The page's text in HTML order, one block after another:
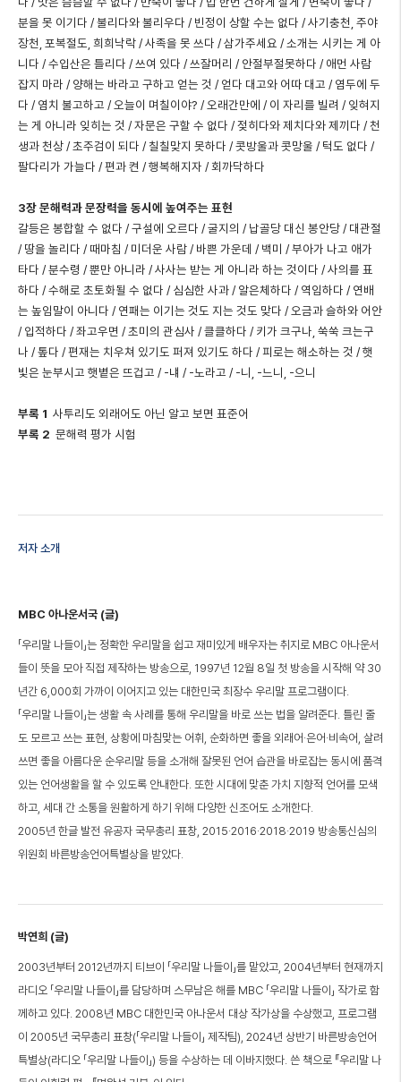
분을 못 이기다 / 불리다와 불리우다 / 빈정이 상할 수는 없다 / 사기충천, 주야
장천, 포복절도, 희희낙락 / 사족을 못 쓰다 / 삼가주세요 / 소개는 시키는 게 아
니다 / 수입산은 틀리다 / 쓰여 있다 / 쓰잘머리 / 안절부절못하다 / 애먼 사람
잡지 마라 / 양해는 바라고 구하고 얻는 것 / 얻다 대고와 어따 대고 / 염두에 두
다 / 염치 불고하고 / 오늘이 며칠이야? / 오래간만에 / 이 자리를 빌려 / 잊혀지
는 게 아니라 잊히는 것 / 자문은 구할 수 없다 / 젖히다와 제치다와 제끼다 / 천
생과 천상 / 초주검이 되다 / 칠칠맞지 못하다 / 콧방울과 콧망울 / 턱도 없다 /
팔다리가 가늘다 / 편과 켠 / 행복해지자 / 회까닥하다
3장 문해력과 문장력을 동시에 높여주는 표현
갈등은 봉합할 수 없다 / 구설에 오르다 / 굴지의 / 납골당 대신 봉안당 / 대관절
/ 땅을 놀리다 / 때마침 / 미더운 사람 / 바쁜 가운데 / 백미 / 부아가 나고 애가
타다 / 분수령 / 뿐만 아니라 / 사사는 받는 게 아니라 하는 것이다 / 사의를 표
하다 / 수해로 초토화될 수 없다 / 심심한 사과 / 알은체하다 / 역임하다 / 연배
는 높임말이 아니다 / 연패는 이기는 것도 지는 것도 맞다 / 오금과 슬하와 어안
/ 입적하다 / 좌고우면 / 초미의 관심사 / 클클하다 / 키가 크구나, 쑥쑥 크는구
나 / 톺다 / 편재는 치우쳐 있기도 퍼져 있기도 하다 / 피로는 해소하는 것 / 햇
빛은 눈부시고 햇볕은 뜨겁고 / -냬 / -노라고 / -니, -느니, -으니
부록 1 사투리도 외래어도 아닌 알고 보면 표준어
부록 2 문해력 평가 시험
저자 소개
MBC 아나운서국 (글)
「우리말 나들이」는 정확한 우리말을 쉽고 재미있게 배우자는 취지로 MBC 아나운서
들이 뜻을 모아 직접 제작하는 방송으로, 1997년 12월 8일 첫 방송을 시작해 약 30
년간 6,000회 가까이 이어지고 있는 대한민국 최장수 우리말 프로그램이다.
「우리말 나들이」는 생활 속 사례를 통해 우리말을 바로 쓰는 법을 알려준다. 틀린 줄
도 모르고 쓰는 표현, 상황에 마침맞는 어휘, 순화하면 좋을 외래어·은어·비속어, 살려
쓰면 좋을 아름다운 순우리말 등을 소개해 잘못된 언어 습관을 바로잡는 동시에 품격
있는 언어생활을 할 수 있도록 안내한다. 또한 시대에 맞춘 가치 지향적 언어를 모색
하고, 세대 간 소통을 원활하게 하기 위해 다양한 신조어도 소개한다.
2005년 한글 발전 유공자 국무총리 표창, 2015·2016·2018·2019 방송통신심의
위원회 바른방송언어특별상을 받았다.
박연희 (글)
2003년부터 2012년까지 티브이 「우리말 나들이」를 맡았고, 2004년부터 현재까지
라디오 「우리말 나들이」를 담당하며 스무남은 해를 MBC 「우리말 나들이」 작가로 함
께하고 있다. 2008년 MBC 대한민국 아나운서 대상 작가상을 수상했고, 프로그램
이 2005년 국무총리 표창(「우리말 나들이」 제작팀), 2024년 상반기 바른방송언어
특별상(라디오 「우리말 나들이」) 등을 수상하는 데 이바지했다. 쓴 책으로 『우리말 나